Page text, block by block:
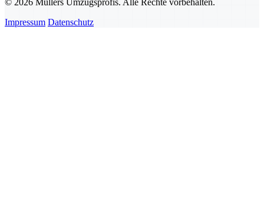
© 2026 Müllers Umzugsprofis. Alle Rechte vorbehalten.
Impressum Datenschutz